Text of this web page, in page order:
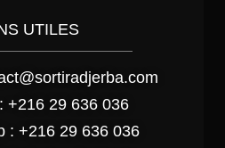
UTILES
+216 29 636 036
: +216 29 636 036